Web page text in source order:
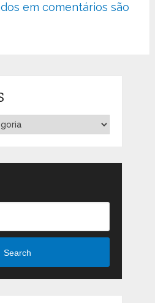
em comentários são
Search